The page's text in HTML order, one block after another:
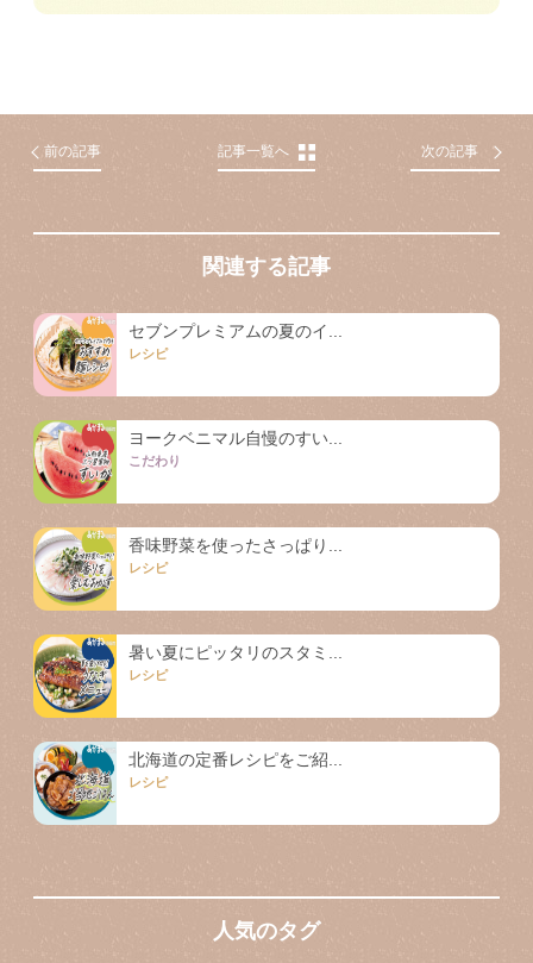
前の記事 記事一覧へ 次の記事
関連する記事
セブンプレミアムの夏のイ...
レシピ
ヨークベニマル自慢のすい...
こだわり
香味野菜を使ったさっぱり...
レシピ
暑い夏にピッタリのスタミ...
レシピ
北海道の定番レシピをご紹...
レシピ
人気のタグ